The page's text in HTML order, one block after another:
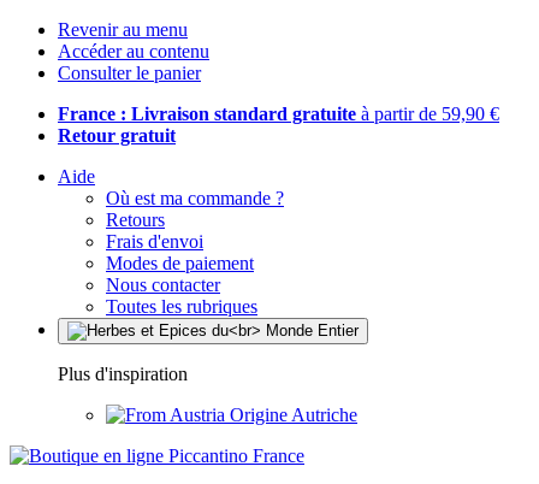
Revenir au menu
Accéder au contenu
Consulter le panier
France : Livraison standard gratuite à partir de 59,90 €
Retour gratuit
Aide
Où est ma commande ?
Retours
Frais d'envoi
Modes de paiement
Nous contacter
Toutes les rubriques
Plus d'inspiration
Origine Autriche